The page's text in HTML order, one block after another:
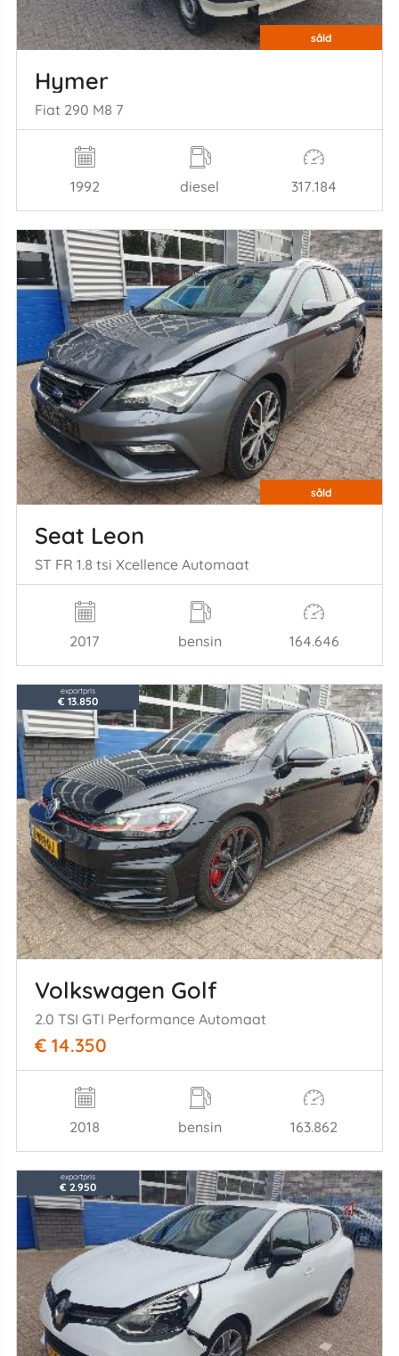
såld
Hymer
Fiat 290 M8 7
1992 diesel 317.184
såld
Seat Leon
ST FR 1.8 tsi Xcellence Automaat
2017 bensin 164.646
exportpris
€ 13.850
Volkswagen Golf
2.0 TSI GTI Performance Automaat
€ 14.350
2018 bensin 163.862
exportpris
€ 2.950